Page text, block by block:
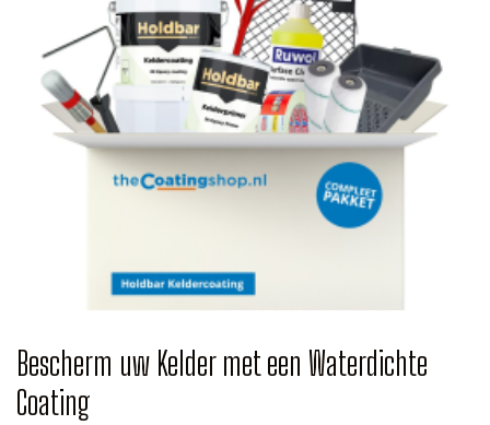
Bescherm uw Kelder met een Waterdichte
Coating